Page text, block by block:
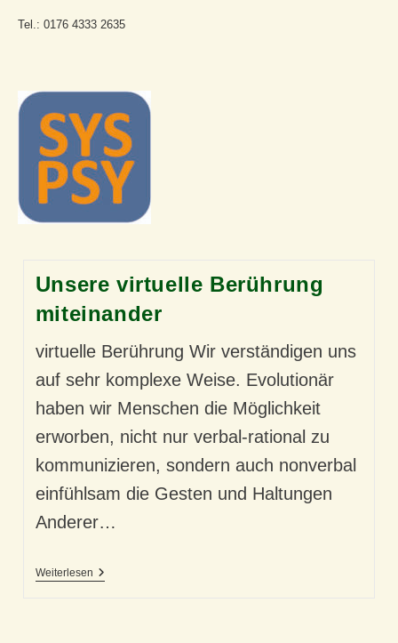
Tel.: 0176 4333 2635
Unsere virtuelle Berührung
miteinander
virtuelle Berührung Wir verständigen uns
auf sehr komplexe Weise. Evolutionär
haben wir Menschen die Möglichkeit
erworben, nicht nur verbal-rational zu
kommunizieren, sondern auch nonverbal
einfühlsam die Gesten und Haltungen
Anderer…
WeiterlesenUnsere